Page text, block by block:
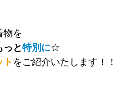
物を
と特別に☆
ト をご紹介いたします！！